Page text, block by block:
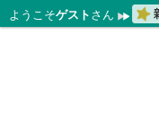
ようこそゲスト さん